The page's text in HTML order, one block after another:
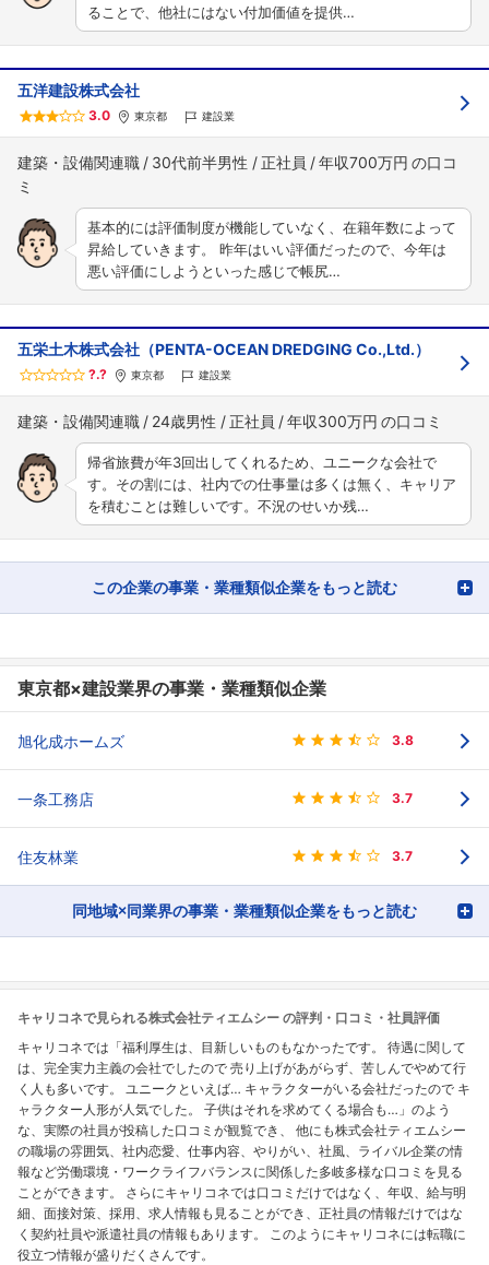
ることで、他社にはない付加価値を提供…
五洋建設株式会社
3.0 東京都 建設業
建築・設備関連職 30代前半男性 正社員 年収700万円
基本的には評価制度が機能していなく、在籍年数によって
昇給していきます。 昨年はいい評価だったので、今年は
悪い評価にしようといった感じで帳尻…
五栄土木株式会社（PENTA-OCEAN DREDGING Co.,Ltd.）
?.? 東京都 建設業
建築・設備関連職 24歳男性 正社員 年収300万円
帰省旅費が年3回出してくれるため、ユニークな会社で
す。その割には、社内での仕事量は多くは無く、キャリア
を積むことは難しいです。不況のせいか残…
この企業の事業・業種類似企業をもっと読む
東京都×建設業界の事業・業種類似企業
旭化成ホームズ 3.8
一条工務店 3.7
住友林業 3.7
同地域×同業界の事業・業種類似企業をもっと読む
キャリコネで見られる株式会社ティエムシー の評判・口コミ・社員評価
キャリコネでは「福利厚生は、目新しいものもなかったです。 待遇に関して
は、完全実力主義の会社でしたので 売り上げがあがらず、苦しんでやめて行
く人も多いです。 ユニークといえば… キャラクターがいる会社だったので キ
ャラクター人形が人気でした。 子供はそれを求めてくる場合も…」のよう
な、実際の社員が投稿した口コミが観覧でき、 他にも株式会社ティエムシー
の職場の雰囲気、社内恋愛、仕事内容、やりがい、社風、ライバル企業の情
報など労働環境・ワークライフバランスに関係した多岐多様な口コミを見る
ことができます。 さらにキャリコネでは口コミだけではなく、年収、給与明
細、面接対策、採用、求人情報も見ることができ、正社員の情報だけではな
く契約社員や派遣社員の情報もあります。 このようにキャリコネには転職に
役立つ情報が盛りだくさんです。